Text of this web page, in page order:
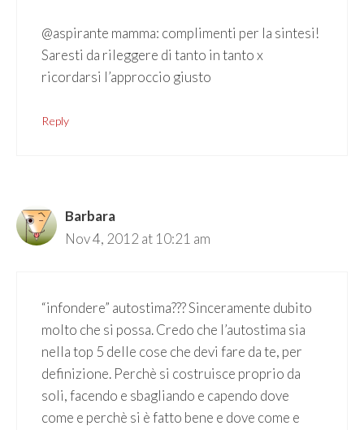
@aspirante mamma: complimenti per la sintesi!
Saresti da rileggere di tanto in tanto x
ricordarsi l’approccio giusto
Reply
Barbara
Nov 4, 2012 at 10:21 am
“infondere” autostima??? Sinceramente dubito
molto che si possa. Credo che l’autostima sia
nella top 5 delle cose che devi fare da te, per
definizione. Perchè si costruisce proprio da
soli, facendo e sbagliando e capendo dove
come e perchè si è fatto bene e dove come e